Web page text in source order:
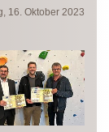
16. Oktober 2023